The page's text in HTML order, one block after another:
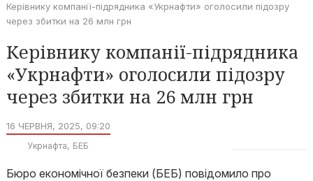
Керівнику компанії-підрядника «Укрнафти» оголосили підозру
через збитки на 26 млн грн
Керівнику компанії-підрядника
«Укрнафти» оголосили підозру
через збитки на 26 млн грн
16 ЧЕРВНЯ, 2025, 09:20
Укрнафта БЕБ
Бюро економічної безпеки (БЕБ) повідомило про